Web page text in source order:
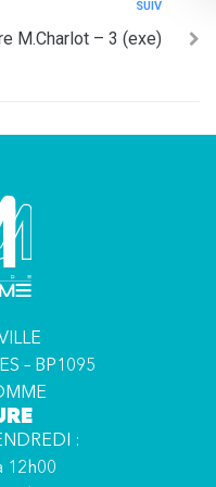
SUIV
M.Charlot – 3 (exe)
– BP1095
:
12h00